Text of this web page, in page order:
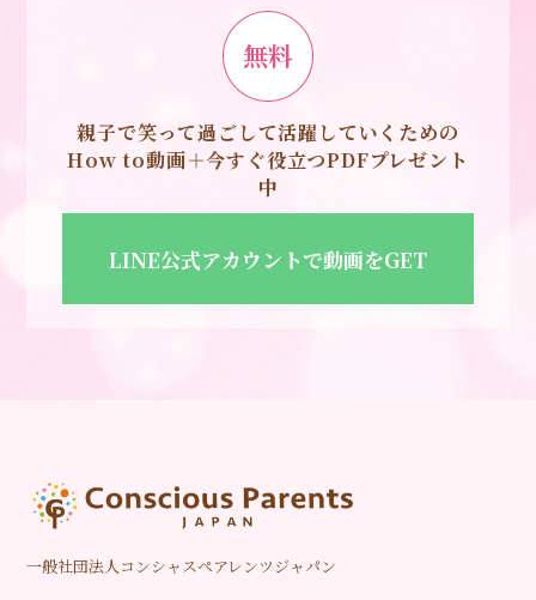
無料
親子で笑って過ごして活躍していくための
How to動画＋今すぐ役立つPDFプレゼント
中
LINE公式アカウントで動画をGET
一般社団法人コンシャスペアレンツジャパン